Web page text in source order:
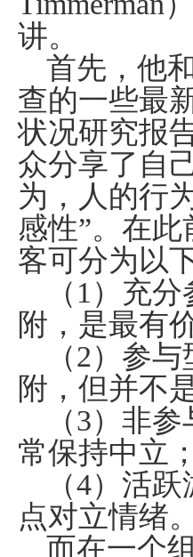
讲。
首先，他
查的一些最
状况研究报
众分享了自
为，人的行
感性”。在
客可分为以
（ 1 ）充
附，是最有
（2）参
附，但并不
（3）非
常保持中立；
（4）活
点对立情绪。
而在一个